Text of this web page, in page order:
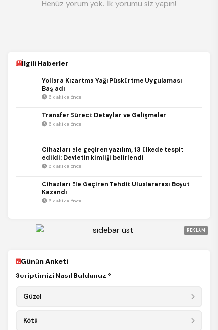
Henüz yorum yok. İlk yorumu siz yapın!
İlgili Haberler
Yollara Kızartma Yağı Püskürtme Uygulaması
Başladı
6 dakika önce
Transfer Süreci: Detaylar ve Gelişmeler
6 dakika önce
Cihazları ele geçiren yazılım, 13 ülkede tespit
edildi: Devletin kimliği belirlendi
6 dakika önce
Cihazları Ele Geçiren Tehdit Uluslararası Boyut
Kazandı
6 dakika önce
REKLAM
Günün Anketi
Scriptimizi Nasıl Buldunuz ?
Güzel
Kötü